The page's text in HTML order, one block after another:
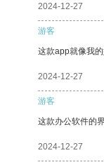
2024-12-27
游客
这款app就像我
2024-12-27
游客
这款办公软件的
2024-12-27